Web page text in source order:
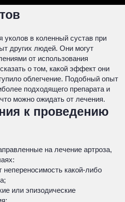
уколов в коленный сустав при
других людей. Они могут
от использования
о том, какой эффект они
облегчение. Подобный опыт
подходящего препарата и
можно ожидать от лечения.
к проведению
на лечение артроза,
непереносимость какой-либо
или эпизодические